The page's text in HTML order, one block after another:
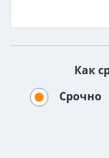
Как
Срочно